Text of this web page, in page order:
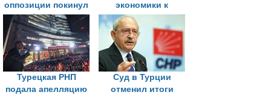
оппозиции покинул
штаб-квартиру
партии в Анкаре
экономики к
внешним
потрясениям
Турецкая РНП
подала апелляцию
Суд в Турции
отменил итоги